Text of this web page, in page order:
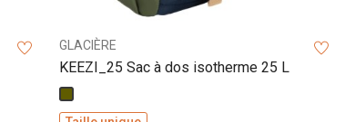
GLACIÈRE
KEEZI_25 Sac à dos isotherme 25 L